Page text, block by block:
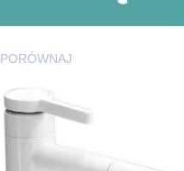
PORÓWNAJ